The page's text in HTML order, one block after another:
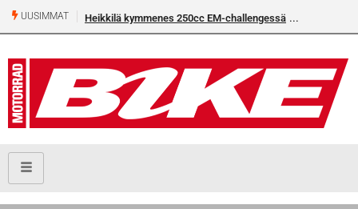
UUSIMMAT Heikkilä kymmenes 250cc EM-challengessä